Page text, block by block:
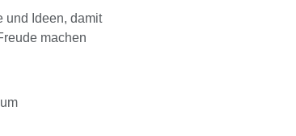
und Ideen, damit
machen